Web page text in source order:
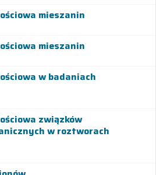
mieszanin
mieszanin
w badaniach
związków
w roztworach